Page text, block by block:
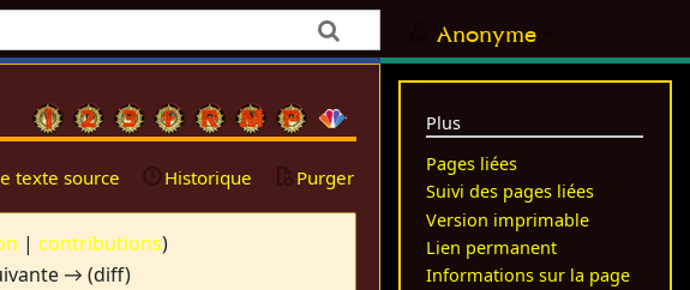
Anonyme
texte source Historique Purger
| contributions)
→ (diff)
Plus
Pages liées
Suivi des pages liées
Version imprimable
Lien permanent
Informations sur la page